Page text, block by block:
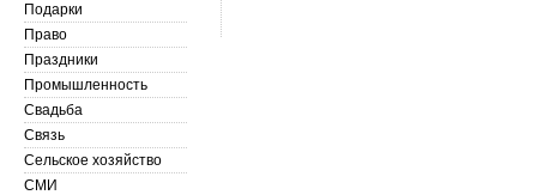
Подарки
Право
Праздники
Промышленность
Свадьба
Связь
Сельское хозяйство
СМИ